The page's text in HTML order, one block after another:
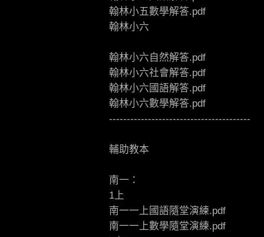
翰林小五數學解答.pdf
翰林小六
翰林小六自然解答.pdf
翰林小六社會解答.pdf
翰林小六國語解答.pdf
翰林小六數學解答.pdf
----------------------------------------
輔助教本
南一：
1上
南一一上國語隨堂演練.pdf
南一一上數學隨堂演練.pdf